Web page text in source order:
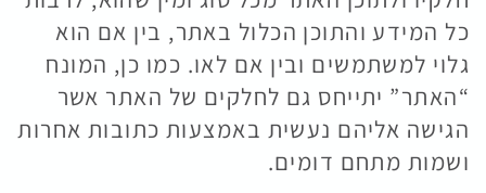
כל המידע והתוכן הכלול באתר, בין אם הוא
גלוי למשתמשים ובין אם לאו. כמו כן, המונח
“האתר” יתייחס גם לחלקים של האתר אשר
הגישה אליהם נעשית באמצעות כתובות אחרות
ושמות מתחם דומים.